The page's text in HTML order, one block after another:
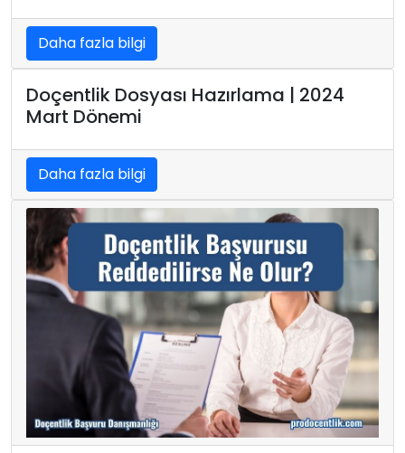
Daha fazla bilgi
Doçentlik Dosyası Hazırlama | 2024
Mart Dönemi
Daha fazla bilgi